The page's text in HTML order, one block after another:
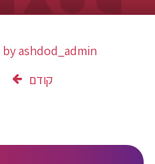
byashdod_admin
קודם